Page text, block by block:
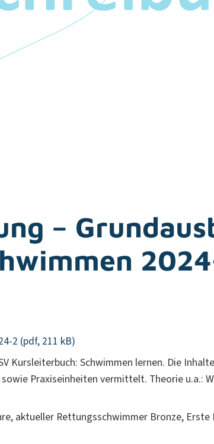
–
2 (pdf, 211 kB)
Kursleiterbuch: Schwimmen lernen. Die
Praxiseinheiten vermittelt. Theorie u.a.:
aktueller Rettungsschwimmer Bronze,